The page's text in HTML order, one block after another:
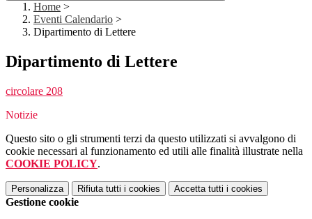
Home >
Eventi Calendario >
Dipartimento di Lettere
Dipartimento di Lettere
circolare 208
Notizie
Questo sito o gli strumenti terzi da questo utilizzati si avvalgono di
cookie necessari al funzionamento ed utili alle finalità illustrate nella
COOKIE POLICY.
Personalizza Rifiuta tutti i cookies Accetta tutti i cookies
Gestione cookie